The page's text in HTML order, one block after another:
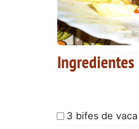
Ingredientes
3 bifes de vaca